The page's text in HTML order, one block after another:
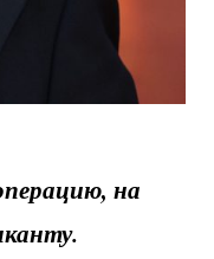
на